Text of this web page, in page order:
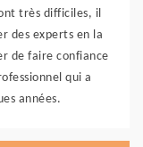
très difficiles, il
des experts en la
de faire confiance
qui a
années.